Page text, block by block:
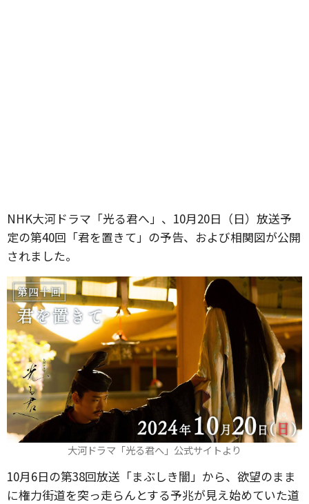
NHK大河ドラマ「光る君へ」、10月20日（日）放送予
定の第40回「君を置きて」の予告、および相関図が公開
されました。
大河ドラマ「光る君へ」公式サイトより
10月6日の第38回放送「まぶしき闇」から、欲望のまま
に権力街道を突っ走らんとする予兆が見え始めていた道